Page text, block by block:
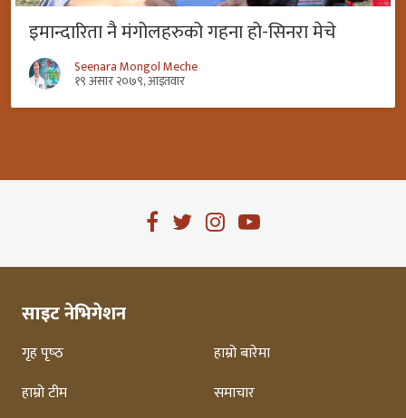
इमान्दारिता नै मंगोलहरुको गहना हो-सिनरा मेचे
Seenara Mongol Meche
१९ असार २०७९, आइतवार
साइट नेभिगेशन
गृह पृष्‍ठ
हाम्रो बारेमा
हाम्रो टीम
समाचार